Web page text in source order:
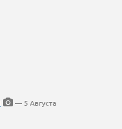
— 5 Августа